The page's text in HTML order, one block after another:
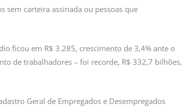
sem carteira assinada ou pessoas que
ficou em R$ 3.285, crescimento de 3,4% ante o
de trabalhadores – foi recorde, R$ 332,7 bilhões,
Geral de Empregados e Desempregados